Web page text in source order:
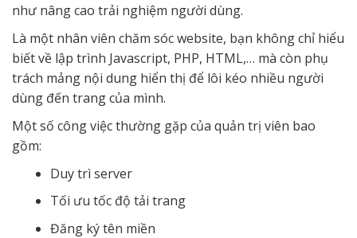
như nâng cao trải nghiệm người dùng.
Là một nhân viên chăm sóc website, bạn không chỉ hiểu
biết về lập trình Javascript, PHP, HTML,… mà còn phụ
trách mảng nội dung hiển thị để lôi kéo nhiều người
dùng đến trang của mình.
Một số công việc thường gặp của quản trị viên bao
gồm:
Duy trì server
Tối ưu tốc độ tải trang
Đăng ký tên miền